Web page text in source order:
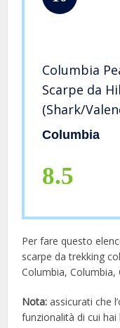
Columbia
Scarpe da
(Shark/
Columbia
8.5
Per fare questo
scarpe da trekking
Columbia, Columbia,
Nota: assicurati che
funzionalità di cui